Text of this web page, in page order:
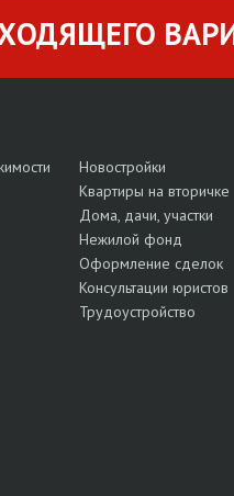
Новостройки
Квартиры на вторичке
Дома, дачи, участки
Нежилой фонд
Оформление сделок
Консультации юристов
Трудоустройство